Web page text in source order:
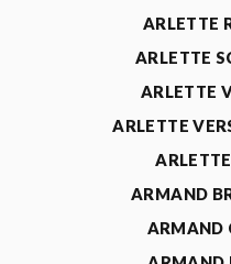
ARLETTE
ARLETTE
ARLETTE
ARLETTE
ARMAND
ARMAND